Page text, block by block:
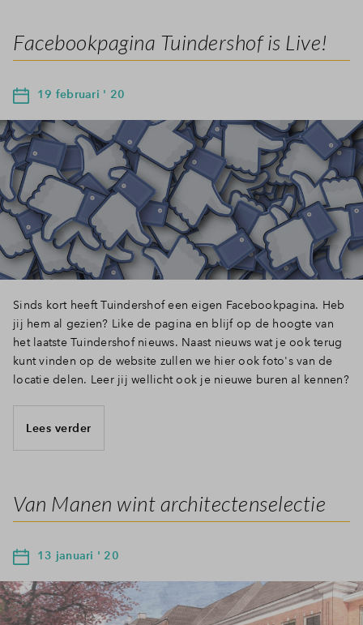
Facebookpagina Tuindershof is Live!
19 februari ' 20
Sinds kort heeft Tuindershof een eigen Facebookpagina. Heb
jij hem al gezien? Like de pagina en blijf op de hoogte van
het laatste Tuindershof nieuws. Naast nieuws wat je ook terug
kunt vinden op de website zullen we hier ook foto's van de
locatie delen. Leer jij wellicht ook je nieuwe buren al kennen?
Lees verder
Van Manen wint architectenselectie
13 januari ' 20